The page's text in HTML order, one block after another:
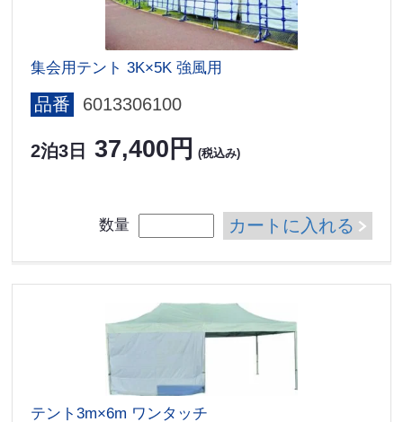
集会用テント 3K×5K 強風用
品番 6013306100
2泊3日 37,400円 (税込み)
数量 カートに入れる
テント3m×6m ワンタッチ